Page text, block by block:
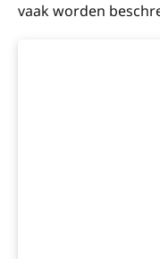
vaak worden